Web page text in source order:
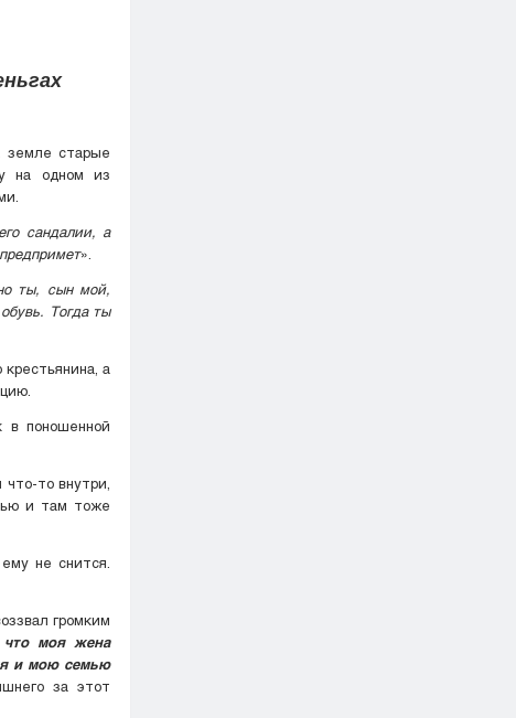
старые
на одном из
сандалии, а
».
ты, сын мой,
Тогда ты
а
в поношенной
то внутри,
и там тоже
не снится.
громким
что моя жена
и мою семью
за этот